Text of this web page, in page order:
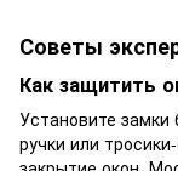
Советы
Как защитить
Установите замки
ручки или